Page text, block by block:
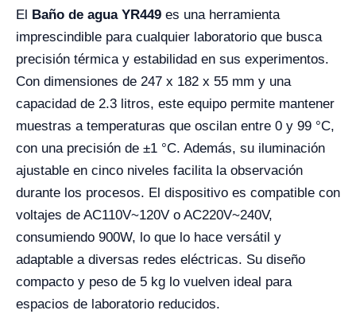
El Baño de agua YR449 es una herramienta
imprescindible para cualquier laboratorio que busca
precisión térmica y estabilidad en sus experimentos.
Con dimensiones de 247 x 182 x 55 mm y una
capacidad de 2.3 litros, este equipo permite mantener
muestras a temperaturas que oscilan entre 0 y 99 °C,
con una precisión de ±1 °C. Además, su iluminación
ajustable en cinco niveles facilita la observación
durante los procesos. El dispositivo es compatible con
voltajes de AC110V~120V o AC220V~240V,
consumiendo 900W, lo que lo hace versátil y
adaptable a diversas redes eléctricas. Su diseño
compacto y peso de 5 kg lo vuelven ideal para
espacios de laboratorio reducidos.